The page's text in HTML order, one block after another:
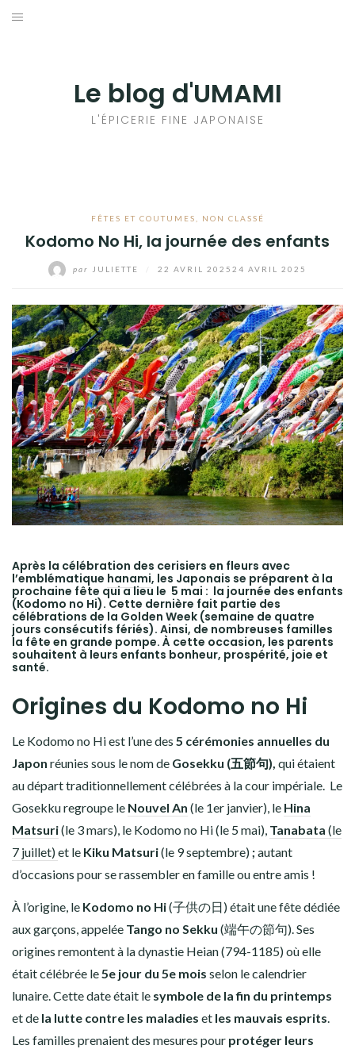
Aller
Le blog d'UMAMI
L'ÉPICERIE FINE JAPONAISE
FÊTES ET COUTUMES NON CLASSÉ
Kodomo No Hi, la journée des enfants
par JULIETTE 22 AVRIL 2025 24 AVRIL 2025
Après la célébration des cerisiers en fleurs avec
l’emblématique hanami, les Japonais se préparent à la
prochaine fête qui a lieu le 5 mai : la journée des enfants
(Kodomo no Hi). Cette dernière fait partie des
célébrations de la Golden Week (semaine de quatre
jours consécutifs fériés). Ainsi, de nombreuses familles
la fête en grande pompe. À cette occasion, les parents
souhaitent à leurs enfants bonheur, prospérité, joie et
santé.
Origines du Kodomo no Hi
Le Kodomo no Hi est l’une des 5 cérémonies annuelles du
Japon réunies sous le nom de Gosekku (五節句), qui étaient
au départ traditionnellement célébrées à la cour impériale. Le
Gosekku regroupe le Nouvel An (le 1er janvier), le Hina
Matsuri(le 3 mars), le Kodomo no Hi (le 5 mai), Tanabata (le
7 juillet)et le Kiku Matsuri(le 9 septembre);autant
d’occasions pour se rassembler en famille ou entre amis !
À l’origine, le Kodomo no Hi(子供の日)était une fête dédiée
aux garçons, appelée Tango no Sekku (端午の節句). Ses
origines remontent à la dynastie Heian (794-1185) où elle
était célébrée le5e jour du 5e mois selon le calendrier
lunaire. Cette date était le symbole de la fin du printemps
et de la lutte contre les maladies et les mauvais esprits.
Les familles prenaient des mesures pour protéger leurs